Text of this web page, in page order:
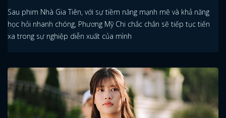
Sau phim Nhà Gia Tiên, với sự tiềm năng mạnh mẽ và khả năng
học hỏi nhanh chóng, Phương Mỹ Chi chắc chắn sẽ tiếp tục tiến
xa trong sự nghiệp diễn xuất của mình